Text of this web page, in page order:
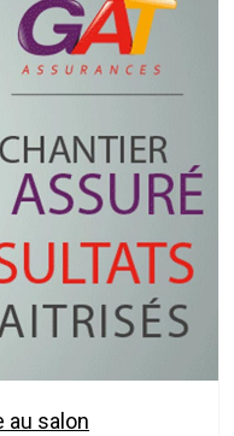
au salon